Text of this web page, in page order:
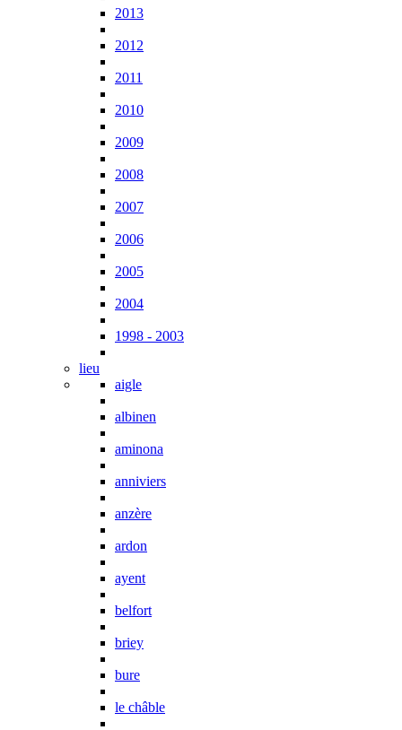
2013
2012
2011
2010
2009
2008
2007
2006
2005
2004
1998 - 2003
lieu
aigle
albinen
aminona
anniviers
anzère
ardon
ayent
belfort
briey
bure
le châble